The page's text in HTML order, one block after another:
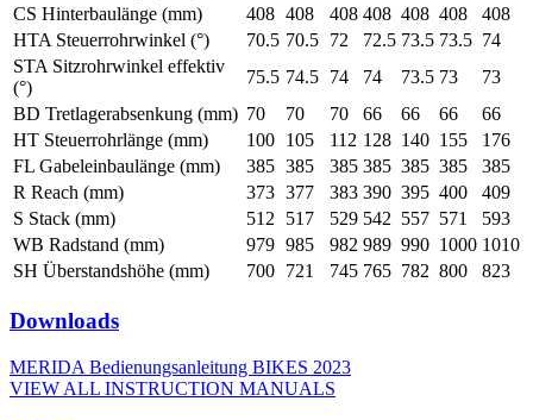
CS Hinterbaulänge (mm)
408 408 408 408 408 408
408
HTA Steuerrohrwinkel (°)
70.5 70.5 72 72.5 73.5 73.5 74
STA Sitzrohrwinkel effektiv
(°)
75.5 74.5 74 74 73.5 73
73
BD Tretlagerabsenkung (mm) 70 70 70 66 66 66
66
HT Steuerrohrlänge (mm)
100 105 112 128 140 155
176
FL Gabeleinbaulänge (mm)
385 385 385 385 385 385
385
R Reach (mm)
373 377 383 390 395 400
409
S Stack (mm)
512 517 529 542 557 571
593
WB Radstand (mm)
979 985 982 989 990 1000 1010
SH Überstandshöhe (mm)
700 721 745 765 782 800 823
Downloads
MERIDA Bedienungsanleitung BIKES 2023
VIEW ALL INSTRUCTION MANUALS